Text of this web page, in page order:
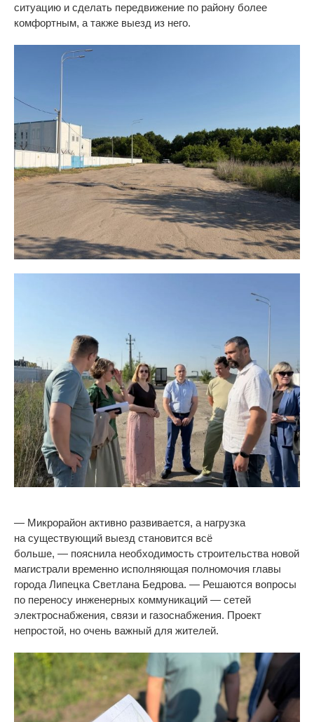
ситуацию и сделать передвижение по району более
комфортным, а также выезд из него.
— Микрорайон активно развивается, а нагрузка
на существующий выезд становится всё
больше, — пояснила необходимость строительства новой
магистрали временно исполняющая полномочия главы
города Липецка Светлана Бедрова. — Решаются вопросы
по переносу инженерных коммуникаций — сетей
электроснабжения, связи и газоснабжения. Проект
непростой, но очень важный для жителей.